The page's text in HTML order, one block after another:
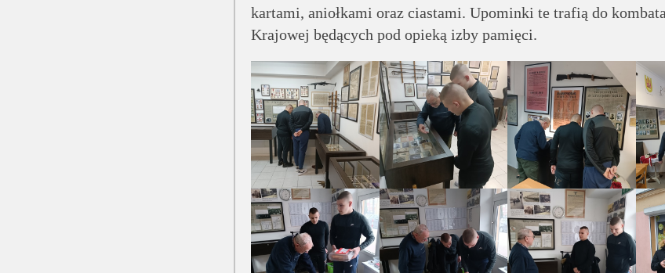
kartami, aniołkami oraz ciastami. Upominki te trafią do
Krajowej będących pod opieką izby pamięci.